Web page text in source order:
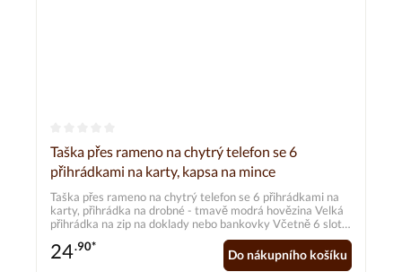
Průměrné hodnocení 0 z 5 hvězd
Taška přes rameno na chytrý telefon se 6
přihrádkami na karty, kapsa na mince
Taška přes rameno na chytrý telefon se 6 přihrádkami na
karty, přihrádka na drobné - tmavě modrá hovězina Velká
přihrádka na zip na doklady nebo bankovky Včetně 6 slotů
zapínáním na druk vhodná pro všechny standardní velikosti
(viz rozměry přihrádky na smartphone). Nastavitelný
24.90*
Do nákupního košíku